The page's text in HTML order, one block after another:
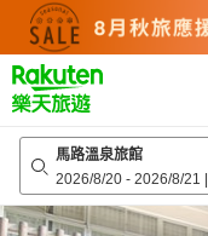
top
page
馬路溫泉旅館
2026/8/20 - 2026/8/21 |